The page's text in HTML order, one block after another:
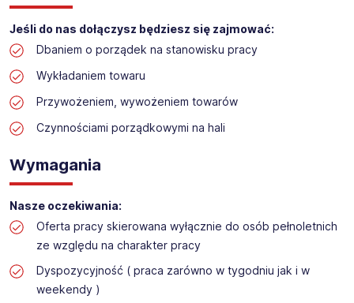
polskich agencji zatrudnienia. W ciągu wielu lat naszej
działalności daliśmy pracę przeszło 50 000 pracowników
w całym kraju. Skutecznie znajdujemy pracowników dla
największych firm, jak również małych rodzinnych
przedsiębiorstw w Polsce. Agencja jest wpisana pod nr
stanowisko:
Lokalizacja: Nowy Sącz
Jeśli do nas dołączysz będziesz się zajmować:
Dbaniem o porządek na stanowisku pracy
Wykładaniem towaru
Przywożeniem, wywożeniem towarów
Czynnościami porządkowymi na hali
Wymagania
Nasze oczekiwania:
Oferta pracy skierowana wyłącznie do osób pełnoletnich
ze względu na charakter pracy
Dyspozycyjność ( praca zarówno w tygodniu jak i w
weekendy )